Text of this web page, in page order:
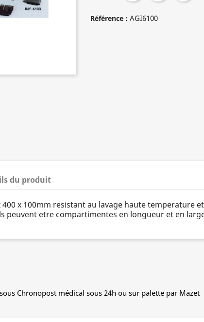
Référence : AGI6100
du produit
400 x 100mm resistant au lavage haute temperature
peuvent etre compartimentes en longueur et en
Chronopost médical sous 24h ou sur palette par Mazet